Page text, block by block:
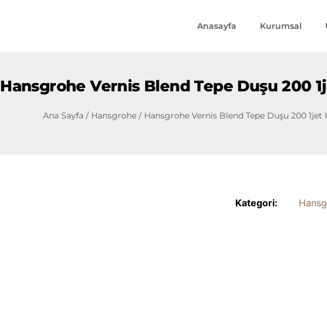
Anasayfa Kurumsal
Hansgrohe Vernis Blend Tepe Duşu 200
Ana Sayfa / Hansgrohe/ Hansgrohe Vernis Blend Tepe Duşu 200 1jet
Kategori: